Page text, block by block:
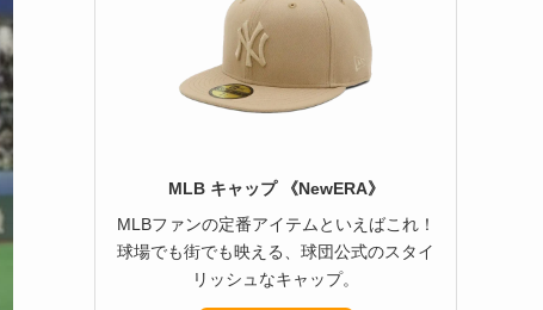
MLB キャップ 《NewERA》
MLBファンの定番アイテムといえばこれ！
球場でも街でも映える、球団公式のスタイ
リッシュなキャップ。